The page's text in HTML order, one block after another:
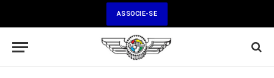
ASSOCIE-SE